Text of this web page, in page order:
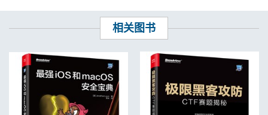
6.2.2 Mach-O头部 208
6.2.4 虚拟地址和文件偏移 214
6.2.6 Code Signature 223
6.3 ARM汇编 228
6.3.1 ARM架构和指令集 228
6.3.2 AArch64寄存器 229
6.3.3 指令集编码 231
相关图书